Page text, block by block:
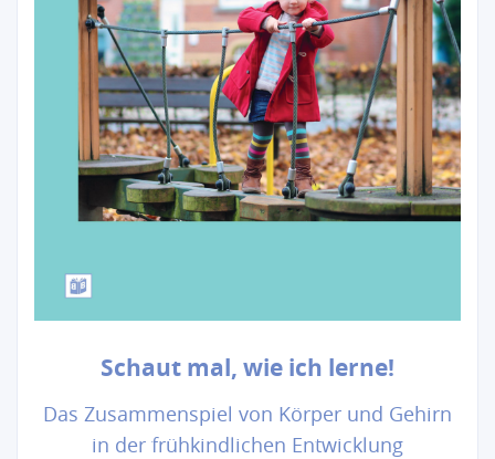
Schaut mal, wie ich lerne!
Das Zusammenspiel von Körper und Gehirn
in der frühkindlichen Entwicklung